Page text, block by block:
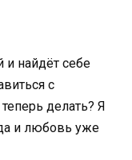
и найдёт себе
с
делать? Я
и любовь уже